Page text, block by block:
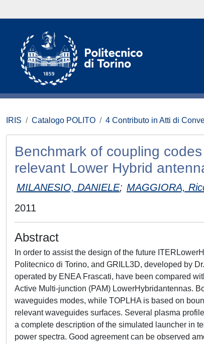
IRIS Catalogo POLITO 4 Contributo in Atti di
Benchmark of coupling
relevant Lower Hybrid
MILANESIO, DANIELE; MAGGIORA,
2011
Abstract
In order to assist the design of the future
Politecnico di Torino, and GRILL3D, developed by
operated by ENEA Frascati, have been compared
Active Multi-junction (PAM) LowerHybridantennas.
waveguides modes, while TOPLHA is based on
relevant waveguides surfaces. Several plasma
a complete description of the simulated launcher in
power spectra. Good agreement can be observed